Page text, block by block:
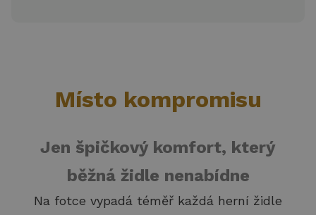
Místo kompromisu
Jen špičkový komfort, který
běžná židle nenabídne
Na fotce vypadá téměř každá herní židle